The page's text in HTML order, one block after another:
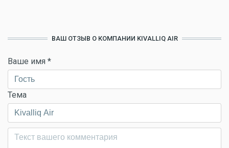
ВАШ ОТЗЫВ О КОМПАНИИ KIVALLIQ AIR
Ваше имя *
Тема
Комментарий*